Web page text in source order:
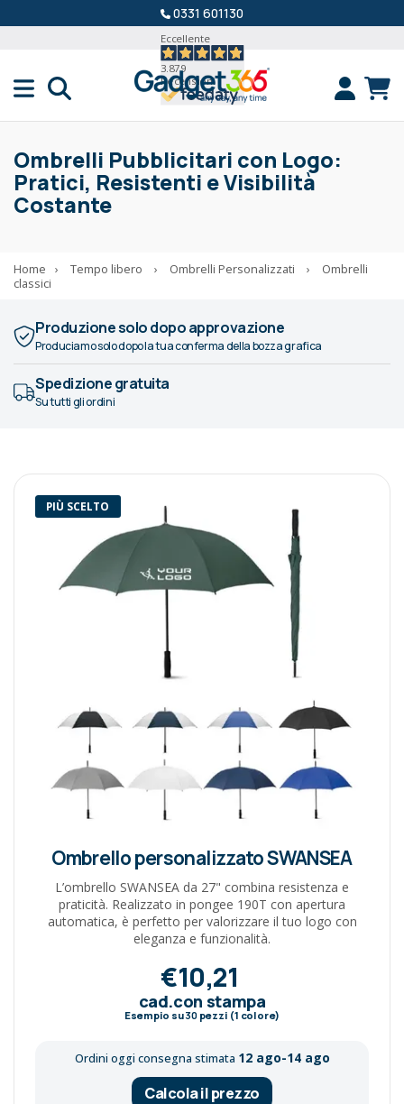
0331 601130
Eccellente
3.879
Recensioni
Ombrelli Pubblicitari con Logo:
Pratici, Resistenti e Visibilità
Costante
Home › Tempo libero › Ombrelli Personalizzati ›
Ombrelli
classici
Produzione solo dopo approvazione
Produciamo solo dopo la tua conferma della bozza grafica
Spedizione gratuita
Su tutti gli ordini
PIÙ SCELTO
Ombrello personalizzato SWANSEA
L’ombrello SWANSEA da 27" combina resistenza e
praticità. Realizzato in pongee 190T con apertura
automatica, è perfetto per valorizzare il tuo logo con
eleganza e funzionalità.
€10,21
cad.con stampa
Esempio su30pezzi (1 colore)
Ordini oggi consegna stimata 12 ago-14 ago
Calcola il prezzo